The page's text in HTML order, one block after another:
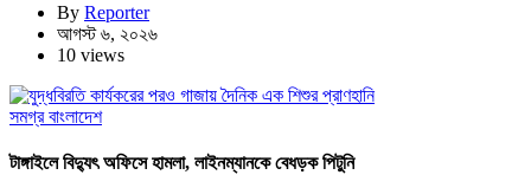
By Reporter
আগস্ট ৬, ২০২৬
10 views
সমগ্র বাংলাদেশ
টাঙ্গাইলে বিদ্যুৎ অফিসে হামলা, লাইনম্যানকে বেধড়ক পিটুনি